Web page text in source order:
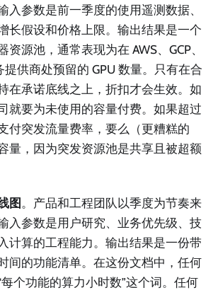
入参数是前一季度的使用遥测数据、
长假设和价格上限。输出结果是一个
资源池，通常表现为在 AWS、GCP、
提供商处预留的 GPU 数量。只有在合
在承诺底线之上，折扣才会生效。如
就要为未使用的容量付费。如果超过
付突发流量费率，要么（更糟糕的
量，因为突发资源池是共享且被超额
图 。产品和工程团队以季度为节奏来
入参数是用户研究、业务优先级、技
计算的工程能力。输出结果是一份带
间的功能清单。在这份文档中，任何
个功能的算力小时数”这个词。任何